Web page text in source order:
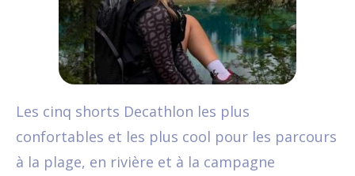
Les cinq shorts Decathlon les plus
confortables et les plus cool pour les parcours
à la plage, en rivière et à la campagne